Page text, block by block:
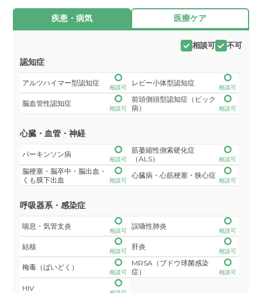
疾患・病気 医療ケア
相談可 不可
認知症
アルツハイマー型認知症
相談可
レビー小体型認知症
相談可
脳血管性認知症
相談可
前頭側頭型認知症（ピック
病）
相談可
心臓・血管・神経
パーキンソン病
相談可
筋萎縮性側索硬化症
（ALS）
相談可
脳梗塞・脳卒中・脳出血・
くも膜下出血
相談可
心臓病・心筋梗塞・狭心症
相談可
呼吸器系・感染症
喘息・気管支炎
相談可
誤嚥性肺炎
相談可
結核
相談可
肝炎
相談可
梅毒（ばいどく）
相談可
MRSA（ブドウ球菌感染
症）
相談可
HIV